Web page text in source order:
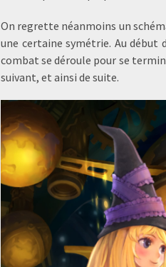
On regrette néanmoins un
une certaine symétrie. Au
combat se déroule pour se
suivant, et ainsi de suite.